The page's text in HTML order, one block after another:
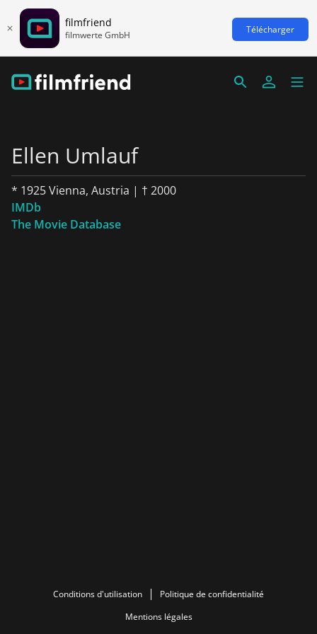
filmfriend
filmwerte GmbH Télécharger
Ellen Umlauf
* 1925 Vienna, Austria | † 2000
IMDb
The Movie Database
Conditions d'utilisation
Politique de confidentialité
Mentions légales